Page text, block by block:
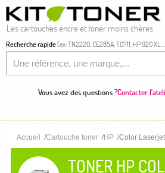
Les cartouches encre et toner moins chères
Recherche rapide(ex: TN2220, CE285A, T0711, HP 920
Vous avez des questions ?Contacter
Accueil Cartouche toner HP Color
TONER HP